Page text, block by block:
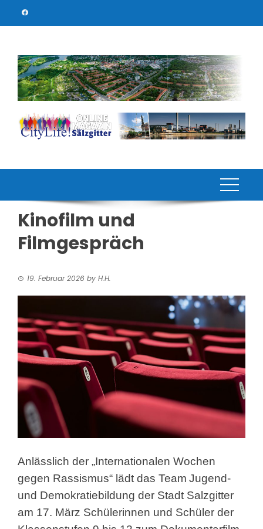
Kinofilm und
Filmgespräch
19. Februar 2026 by H.H.
Anlässlich der „Internationalen Wochen
gegen Rassismus“ lädt das Team Jugend-
und Demokratiebildung der Stadt Salzgitter
am 17. März Schülerinnen und Schüler der